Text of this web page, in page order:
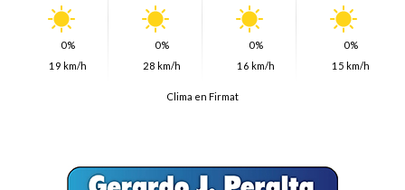
0%
19 km/h
0%
28 km/h
0%
16 km/h
0%
15 km/h
Clima en Firmat